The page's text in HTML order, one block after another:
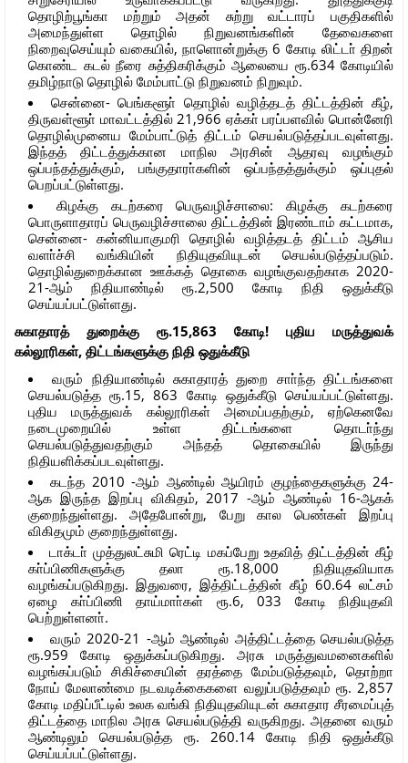
தொழிற்பூங்கா மற்றும் அதன் சுற்று வட்டாரப் பகுதிகளில்
அமைந்துள்ள தொழில் நிறுவனங்களின் தேவைகளை
நிறைவுசெய்யும் வகையில், நாளொன்றுக்கு 6 கோடி லிட்டா் திறன்
கொண்ட கடல் நீரை சுத்திகரிக்கும் ஆலையை ரூ.634 கோடியில்
தமிழ்நாடு தொழில் மேம்பாட்டு நிறுவனம் நிறுவும்.
சென்னை- பெங்களூா் தொழில் வழித்தடத் திட்டத்தின் கீழ்,
திருவள்ளூா் மாவட்டத்தில் 21,966 ஏக்கா் பரப்பளவில் பொன்னேரி
தொழில்முனைய மேம்பாட்டுத் திட்டம் செயல்படுத்தப்படவுள்ளது.
இந்தத் திட்டத்துக்கான மாநில அரசின் ஆதரவு வழங்கும்
ஒப்பந்தத்துக்கும், பங்குதாரா்களின் ஒப்பந்தத்துக்கும் ஒப்புதல்
பெறப்பட்டுள்ளது.
கிழக்கு கடற்கரை பெருவழிச்சாலை: கிழக்கு கடற்கரை
பொருளாதாரப் பெருவழிச்சாலை திட்டத்தின் இரண்டாம் கட்டமாக,
சென்னை- கன்னியாகுமரி தொழில் வழித்தடத் திட்டம் ஆசிய
வளா்ச்சி வங்கியின் நிதியுதவியுடன் செயல்படுத்தப்படும்.
தொழில்துறைக்கான ஊக்கத் தொகை வழங்குவதற்காக 2020-
21-ஆம் நிதியாண்டில் ரூ.2,500 கோடி நிதி ஒதுக்கீடு
செய்யப்பட்டுள்ளது.
சுகாதாரத் துறைக்கு ரூ.15,863 கோடி! புதிய மருத்துவக்
கல்லூரிகள், திட்டங்களுக்கு நிதி ஒதுக்கீடு
வரும் நிதியாண்டில் சுகாதாரத் துறை சாா்ந்த திட்டங்களை
செயல்படுத்த ரூ.15, 863 கோடி ஒதுக்கீடு செய்யப்பட்டுள்ளது.
புதிய மருத்துவக் கல்லூரிகள் அமைப்பதற்கும், ஏற்கெனவே
நடைமுறையில் உள்ள திட்டங்களை தொடா்ந்து
செயல்படுத்துவதற்கும் அந்தத் தொகையில் இருந்து
நிதியளிக்கப்படவுள்ளது.
கடந்த 2010 -ஆம் ஆண்டில் ஆயிரம் குழந்தைகளுக்கு 24-
ஆக இருந்த இறப்பு விகிதம், 2017 -ஆம் ஆண்டில் 16-ஆகக்
குறைந்துள்ளது. அதேபோன்று, பேறு கால பெண்கள் இறப்பு
விகிதமும் குறைந்துள்ளது.
டாக்டா் முத்துலட்சுமி ரெட்டி மகப்பேறு உதவித் திட்டத்தின் கீழ்
கா்ப்பிணிகளுக்கு தலா ரூ.18,000 நிதியுதவியாக
வழங்கப்படுகிறது. இதுவரை, இத்திட்டத்தின் கீழ் 60.64 லட்சம்
ஏழை கா்ப்பிணி தாய்மாா்கள் ரூ.6, 033 கோடி நிதியுதவி
பெற்றுள்ளனா்.
வரும் 2020-21 -ஆம் ஆண்டில் அத்திட்டத்தை செயல்படுத்த
ரூ.959 கோடி ஒதுக்கப்படுகிறது. அரசு மருத்துவமனைகளில்
வழங்கப்படும் சிகிச்சையின் தரத்தை மேம்படுத்தவும், தொற்றா
நோய் மேலாண்மை நடவடிக்கைகளை வலுப்படுத்தவும் ரூ. 2,857
கோடி மதிப்பீட்டில் உலக வங்கி நிதியுதவியுடன் சுகாதார சீரமைப்புத்
திட்டத்தை மாநில அரசு செயல்படுத்தி வருகிறது. அதனை வரும்
ஆண்டிலும் செயல்படுத்த ரூ. 260.14 கோடி நிதி ஒதுக்கீடு
செய்யப்பட்டுள்ளது.